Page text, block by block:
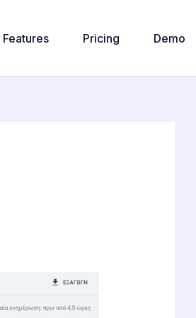
Features Pricing Demo